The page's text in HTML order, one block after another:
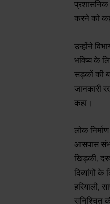
प्रशासनिक
करने को
उन्होंने
भविष्य के
सड़कों की
जानकारी
कहा।
लोक
आसपास
खिड़की,
दिव्यांगों
हरियाली,
सुनिश्चित